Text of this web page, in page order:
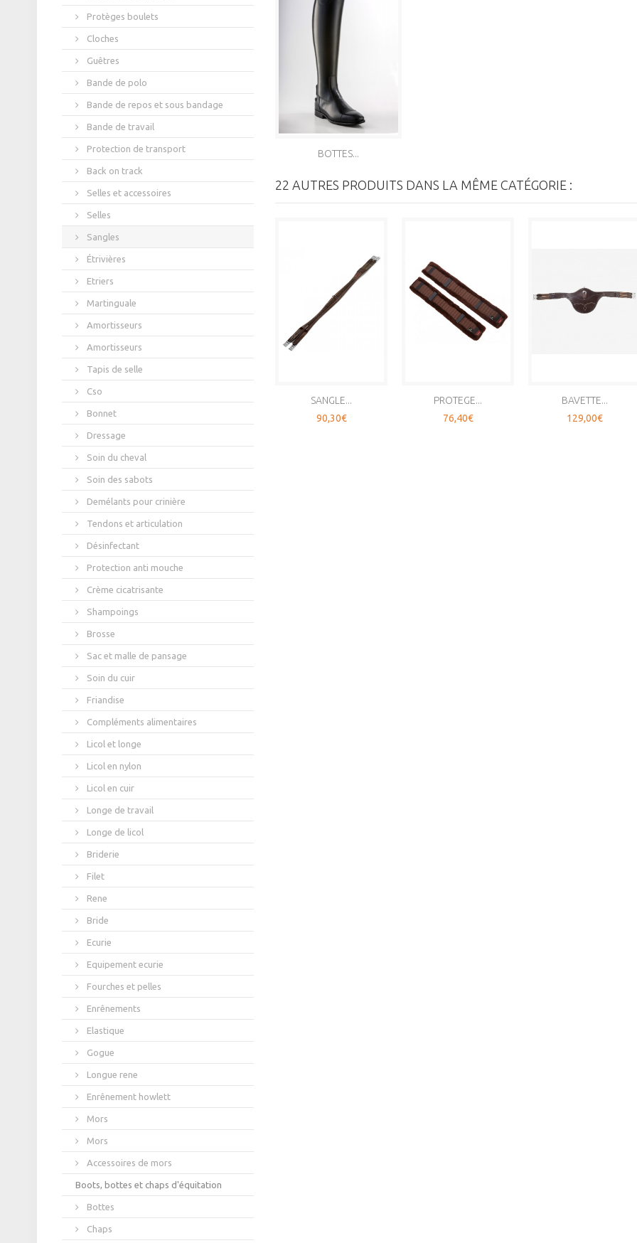
BOTTES...
22 AUTRES PRODUITS DANS LA MÊME CATÉGORIE :
SANGLE...
90,30€
PROTEGE...
76,40€
BAVETTE...
129,00€
Protèges boulets
Cloches
Guêtres
Bande de polo
Bande de repos et sous bandage
Bande de travail
Protection de transport
Back on track
Selles et accessoires
Selles
Sangles
Étrivières
Etriers
Martinguale
Amortisseurs
Amortisseurs
Tapis de selle
Cso
Bonnet
Dressage
Soin du cheval
Soin des sabots
Demélants pour crinière
Tendons et articulation
Désinfectant
Protection anti mouche
Crème cicatrisante
Shampoings
Brosse
Sac et malle de pansage
Soin du cuir
Friandise
Compléments alimentaires
Licol et longe
Licol en nylon
Licol en cuir
Longe de travail
Longe de licol
Briderie
Filet
Rene
Bride
Ecurie
Equipement ecurie
Fourches et pelles
Enrênements
Elastique
Gogue
Longue rene
Enrênement howlett
Mors
Mors
Accessoires de mors
Boots, bottes et chaps d'équitation
Bottes
Chaps